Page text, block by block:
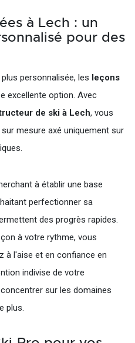
à Lech : un
pour des
personnalisée, les leçons
excellente option. Avec
de ski à Lech, vous
mesure axé uniquement sur
à établir une base
perfectionner sa
des progrès rapides.
à votre rythme, vous
à l'aise et en confiance en
indivise de votre
sur les domaines
plus.